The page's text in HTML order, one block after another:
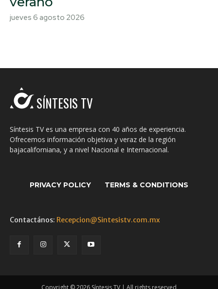
jueves 6 agosto 2026
SÍNTESIS TV
Síntesis TV es una empresa con 40 años de experiencia.
Ofrecemos información objetiva y veraz de la región
bajacaliforniana, y a nivel Nacional e Internacional.
PRIVACY POLICY TERMS & CONDITIONS
Contactános: Recepcion@Sintesistv.com.mx